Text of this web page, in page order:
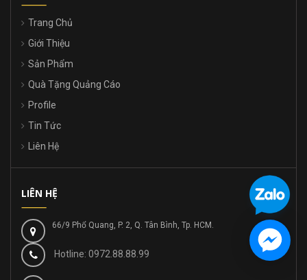
Trang Chủ
Giới Thiệu
Sản Phẩm
Quà Tặng Quảng Cáo
Profile
Tin Tức
Liên Hệ
LIÊN HỆ
66/9 Phổ Quang, P. 2, Q. Tân Bình, Tp. HCM.
Hotline: 0972.88.88.99